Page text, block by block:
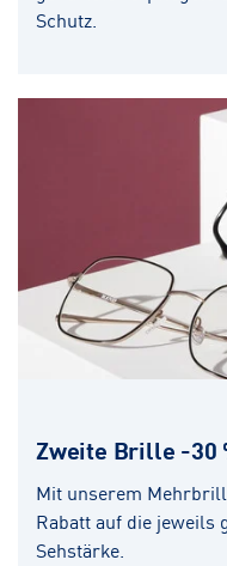
Schutz.
Zweite Brille -30
Mit unserem
Rabatt auf die jeweils
Sehstärke.